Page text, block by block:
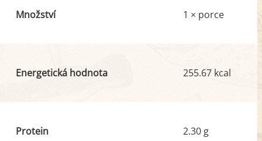
Množství 1 × porce
Energetická hodnota 255.67 kcal
Protein 2.30 g